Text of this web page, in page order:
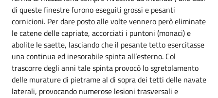
di queste finestre furono eseguiti grossi e pesanti
cornicioni. Per dare posto alle volte vennero però eliminate
le catene delle capriate, accorciati i puntoni (monaci) e
abolite le saette, lasciando che il pesante tetto esercitasse
una continua ed inesorabile spinta all’esterno. Col
trascorre degli anni tale spinta provocò lo sgretolamento
delle murature di pietrame al di sopra dei tetti delle navate
laterali, provocando numerose lesioni trasversali e